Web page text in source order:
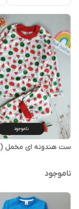
ناموجود
ست هندونه ای مخمل ( 407060 )
ناموجود